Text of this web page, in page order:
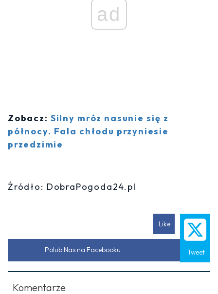
ad
Zobacz: Silny mróz nasunie się z
północy. Fala chłodu przyniesie
przedzimie
Źródło: DobraPogoda24.pl
Like
Tweet
Polub Nas na Facebooku
Komentarze